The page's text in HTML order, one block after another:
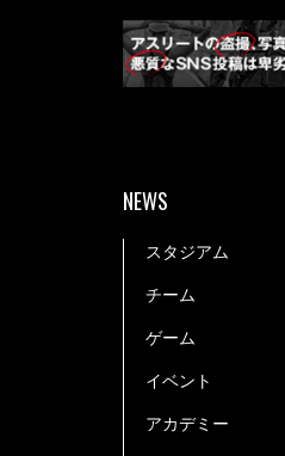
NEWS
スタジアム
チーム
ゲーム
イベント
アカデミー